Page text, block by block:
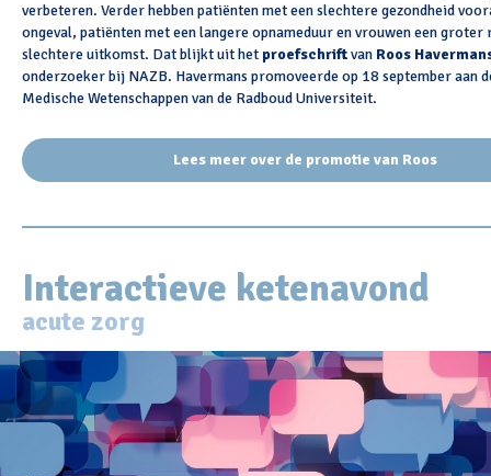
verbeteren. Verder hebben patiënten met een slechtere gezondheid
ongeval, patiënten met een langere opnameduur en vrouwen een groter
slechtere uitkomst. Dat blijkt uit het proefschriftvan Roos
onderzoeker bij NAZB. Havermans promoveerde op 18 september aan
Medische Wetenschappen van de Radboud Universiteit.
Lees meer over de promotie van Roos
Interactieve ketenavond
acute zorg